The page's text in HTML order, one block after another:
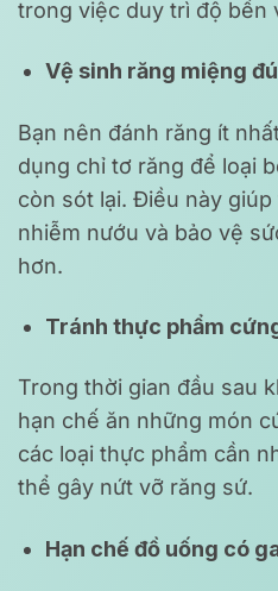
trong việc duy trì độ bền
Vệ sinh răng miệng
Bạn nên đánh răng ít
dụng chỉ tơ răng để loại
còn sót lại. Điều này
nhiễm nướu và bảo vệ
hơn.
Tránh thực phẩm
Trong thời gian đầu sau
hạn chế ăn những món
các loại thực phẩm cần
thể gây nứt vỡ răng sứ.
Hạn chế đồ uống có